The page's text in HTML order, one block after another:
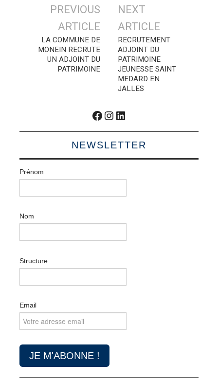
Navigation
articles
PREVIOUS
ARTICLE
LA COMMUNE DE
MONEIN RECRUTE
UN ADJOINT DU
PATRIMOINE
NEXT
ARTICLE
RECRUTEMENT
ADJOINT DU
PATRIMOINE
JEUNESSE SAINT
MEDARD EN
JALLES
Facebook
Instagram
LinkedIn
NEWSLETTER
Prénom
Nom
Structure
Email